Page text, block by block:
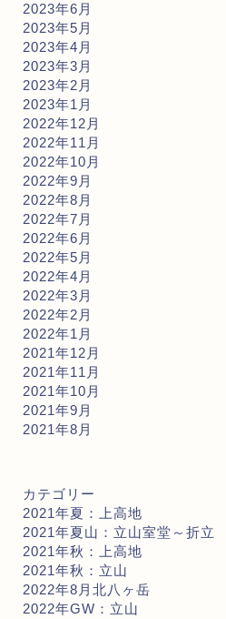
2023年6月
2023年5月
2023年4月
2023年3月
2023年2月
2023年1月
2022年12月
2022年11月
2022年10月
2022年9月
2022年8月
2022年7月
2022年6月
2022年5月
2022年4月
2022年3月
2022年2月
2022年1月
2021年12月
2021年11月
2021年10月
2021年9月
2021年8月
カテゴリー
2021年夏：上高地
2021年夏山：立山室堂～折立
2021年秋：上高地
2021年秋：立山
2022年8月北八ヶ岳
2022年GW：立山